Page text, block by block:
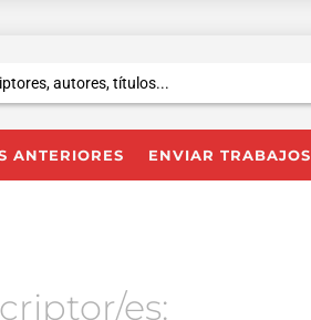
ANTERIORES ENVIAR TRABAJOS
es: